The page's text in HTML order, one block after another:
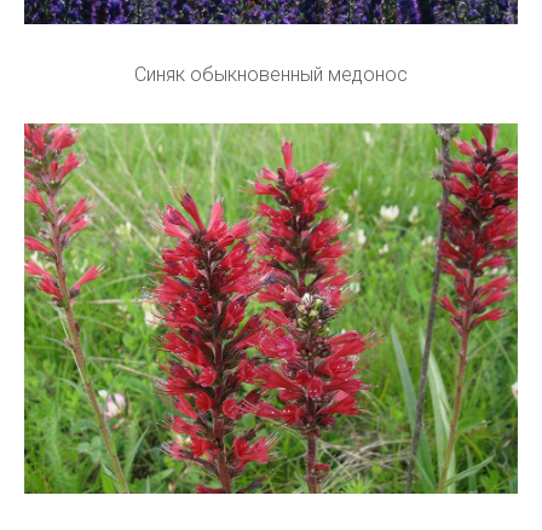
Синяк обыкновенный медонос